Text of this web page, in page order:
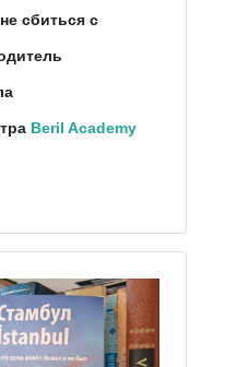
сбиться с
Beril Academy